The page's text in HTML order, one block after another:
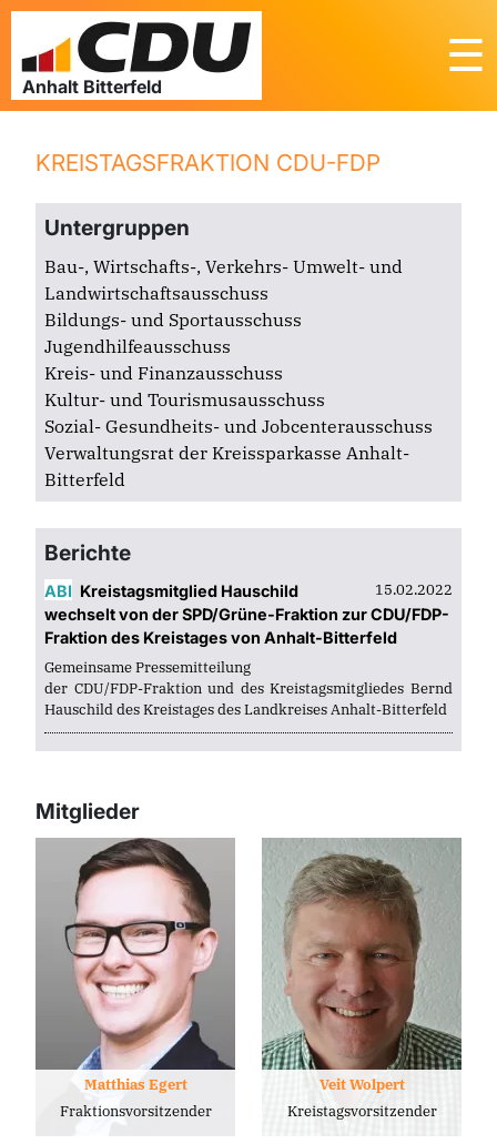
☰
KREISTAGSFRAKTION CDU-FDP
Mitglieder
Matthias Egert
Fraktionsvorsitzender
Veit Wolpert
Kreistagsvorsitzender
Untergruppen
Bau-, Wirtschafts-, Verkehrs- Umwelt- und
Landwirtschaftsausschuss
Bildungs- und Sportausschuss
Jugendhilfeausschuss
Kreis- und Finanzausschuss
Kultur- und Tourismusausschuss
Sozial- Gesundheits- und Jobcenterausschuss
Verwaltungsrat der Kreissparkasse Anhalt-
Bitterfeld
Berichte
15.02.2022
ABI Kreistagsmitglied Hauschild
wechselt von der SPD/Grüne-Fraktion zur CDU/FDP-
Fraktion des Kreistages von Anhalt-Bitterfeld
Gemeinsame Pressemitteilung
der CDU/FDP-Fraktion und des Kreistagsmitgliedes Bernd
Hauschild des Kreistages des Landkreises Anhalt-Bitterfeld
Kreistagsmitglied Hauschild wechselt von der SPD/Grüne-
Fraktion zur CDU/FDP-Fraktion des...